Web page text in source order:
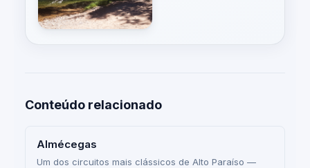
Conteúdo relacionado
Almécegas
Um dos circuitos mais clássicos de Alto Paraíso —